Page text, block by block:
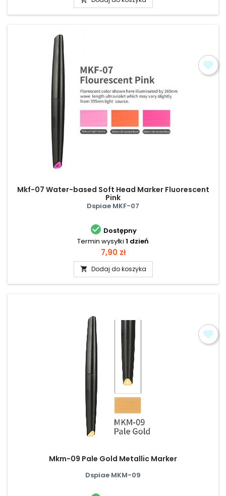
Mkf-07 Water-based Soft Head Marker Fluorescent
Pink
Dspiae MKF-07
 Dostępny
Termin wysyłki 1 dzień
Cena
7,90 zł
 Dodaj do koszyka
Mkm-09 Pale Gold Metallic Marker
Dspiae MKM-09